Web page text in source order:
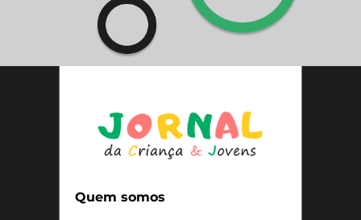
Quem somos